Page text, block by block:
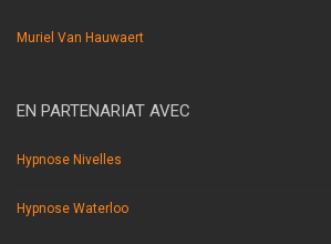
Muriel Van Hauwaert
EN PARTENARIAT AVEC
Hypnose Nivelles
Hypnose Waterloo